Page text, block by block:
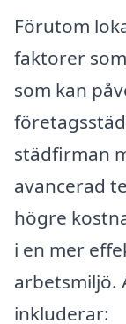
Förutom
faktorer
som kan
städfirman
avancerad
högre
i en mer
arbetsmiljö.
inkluderar: